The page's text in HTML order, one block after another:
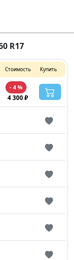
R17
Стоимость Купить
- 4 %
4 300 ₽